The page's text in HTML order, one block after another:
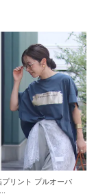
リント プルオーバ